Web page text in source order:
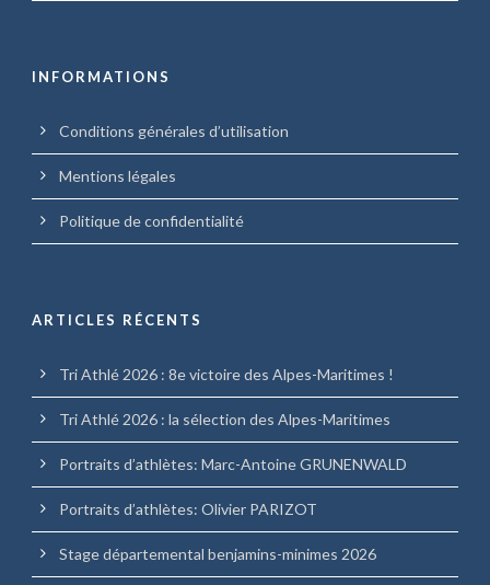
INFORMATIONS
Conditions générales d’utilisation
Mentions légales
Politique de confidentialité
ARTICLES RÉCENTS
Tri Athlé 2026 : 8e victoire des Alpes-Maritimes !
Tri Athlé 2026 : la sélection des Alpes-Maritimes
Portraits d’athlètes: Marc-Antoine GRUNENWALD
Portraits d’athlètes: Olivier PARIZOT
Stage départemental benjamins-minimes 2026